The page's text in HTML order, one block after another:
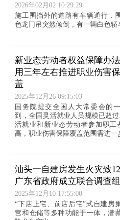
2026年02月02 10:29:29
施工围挡外的道路有车辆通行，
色龙门吊突然倾倒，有一辆白色轿
新业态劳动者权益保障办
用三年左右推进职业伤害
盖
2025年12月26 09:15:03
国务院提交全国人大常委会的
到，全国灵活就业人员规模已超
活就业和新业态劳动者参加职
高，职业伤害保障覆盖范围需进一
汕头一自建房发生火灾致
广东省政府成立联合调查组
2025年12月10 17:55:00
“下店上宅、前店后宅”式自建房
营和仓储等多种功能于一体，潜